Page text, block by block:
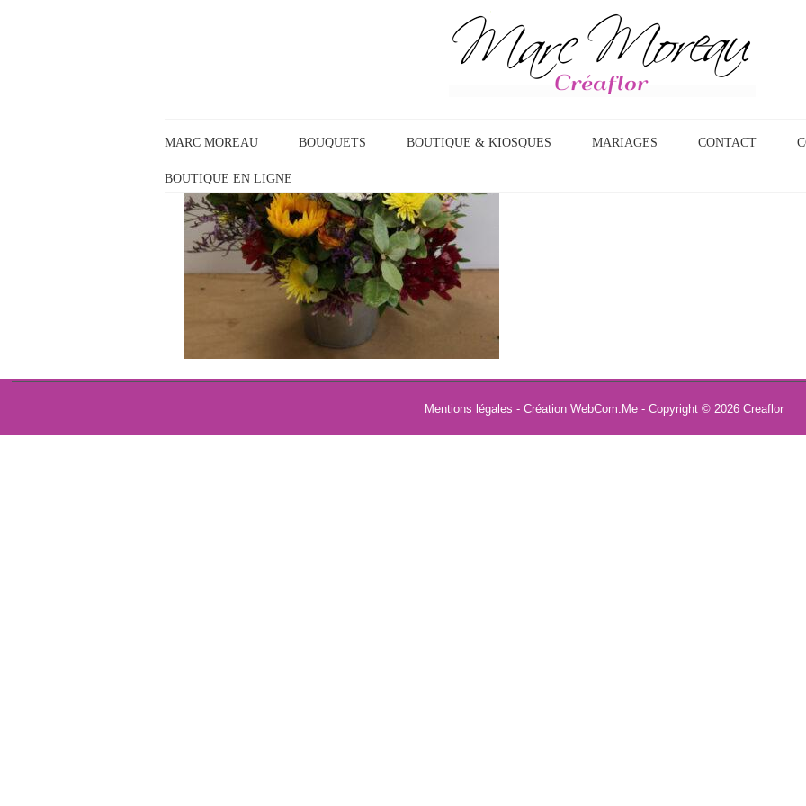
MARC MOREAU BOUQUETS BOUTIQUE & KIOSQUES MARIAGES CONTACT
BOUTIQUE EN LIGNE
Mentions légales - Création WebCom.Me - Copyright © 2026Creaflor